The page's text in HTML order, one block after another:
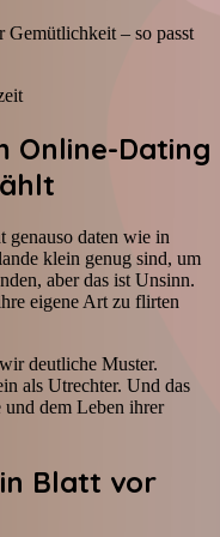
– so passt
Online-Dating
genauso daten wie in
klein genug sind, um
aber das ist Unsinn.
eigene Art zu flirten
deutliche Muster.
als Utrechter. Und das
und dem Leben ihrer
Blatt vor